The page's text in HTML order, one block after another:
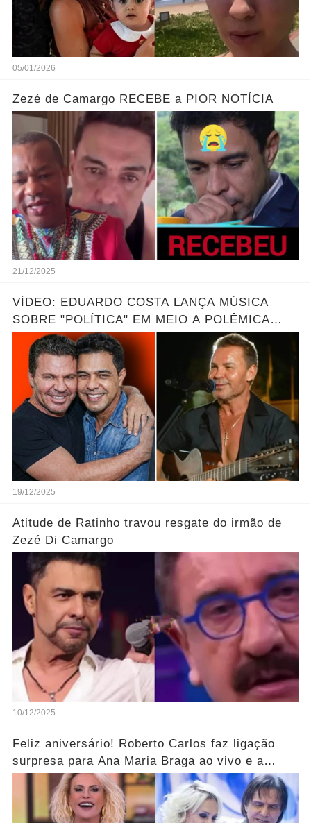
05/01/2026
Zezé de Camargo RECEBE a PIOR NOTÍCIA
21/12/2025
VÍDEO: EDUARDO COSTA LANÇA MÚSICA
SOBRE "POLÍTICA" EM MEIO A POLÊMICA
ENTRE SBT E ZEZÉ DI CAMARGO
19/12/2025
Atitude de Ratinho travou resgate do irmão de
Zezé Di Camargo
10/12/2025
Feliz aniversário! Roberto Carlos faz ligação
surpresa para Ana Maria Braga ao vivo e a
parabeniza pelo aniversário..... Ver mais